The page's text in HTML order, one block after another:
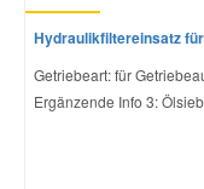
Hydraulikfiltereinsatz
Getriebeart: für
Ergänzende Info 3: Ölsieb